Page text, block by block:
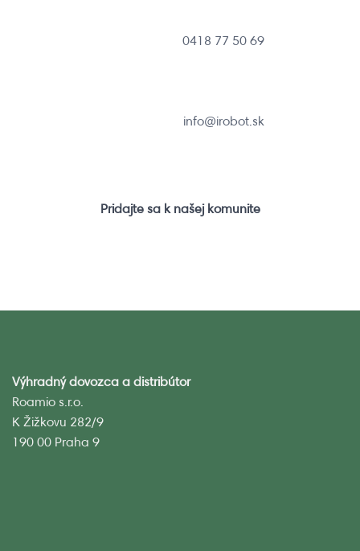
0418 77 50 69
info@irobot.sk
Pridajte sa k našej komunite
Výhradný dovozca a distribútor
Roamio s.r.o.
K Žižkovu 282/9
190 00 Praha 9